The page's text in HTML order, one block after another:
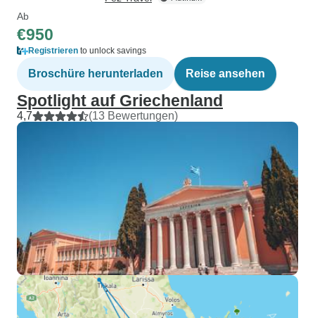
Ab
€950
Registrieren to unlock savings
Broschüre herunterladen Reise ansehen
Spotlight auf Griechenland
4,7 (13 Bewertungen)